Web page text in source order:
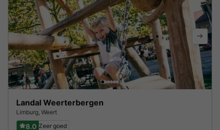
Landal Weerterbergen
Limburg, Weert
8.0 Zeer goed